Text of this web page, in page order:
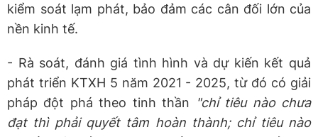
kiểm soát lạm phát, bảo đảm các cân đối lớn của
nền kinh tế.
- Rà soát, đánh giá tình hình và dự kiến kết quả
phát triển KTXH 5 năm 2021 - 2025, từ đó có giải
pháp đột phá theo tinh thần
"chỉ tiêu nào chưa
đạt thì phải quyết tâm hoàn thành; chỉ tiêu nào